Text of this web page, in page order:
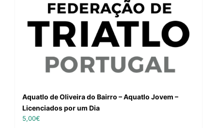
Aquatlo de Oliveira do Bairro – Aquatlo Jovem –
Licenciados por um Dia
5,00€